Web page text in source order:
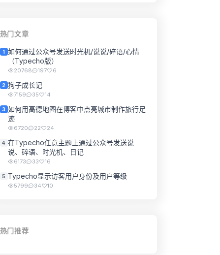
热门文章
1 如何通过公众号发送时光机/说说/碎语/心情
（Typecho版）
20768 197 6
2 狗子成长记
7159 35 14
3 如何用高德地图在博客中点亮城市制作旅行足
迹
6720 22 24
4 在Typecho任意主题上通过公众号发送说
说、碎语、时光机、日记
6173 33 16
5 Typecho显示访客用户身份及用户等级
5799 34 10
热门推荐